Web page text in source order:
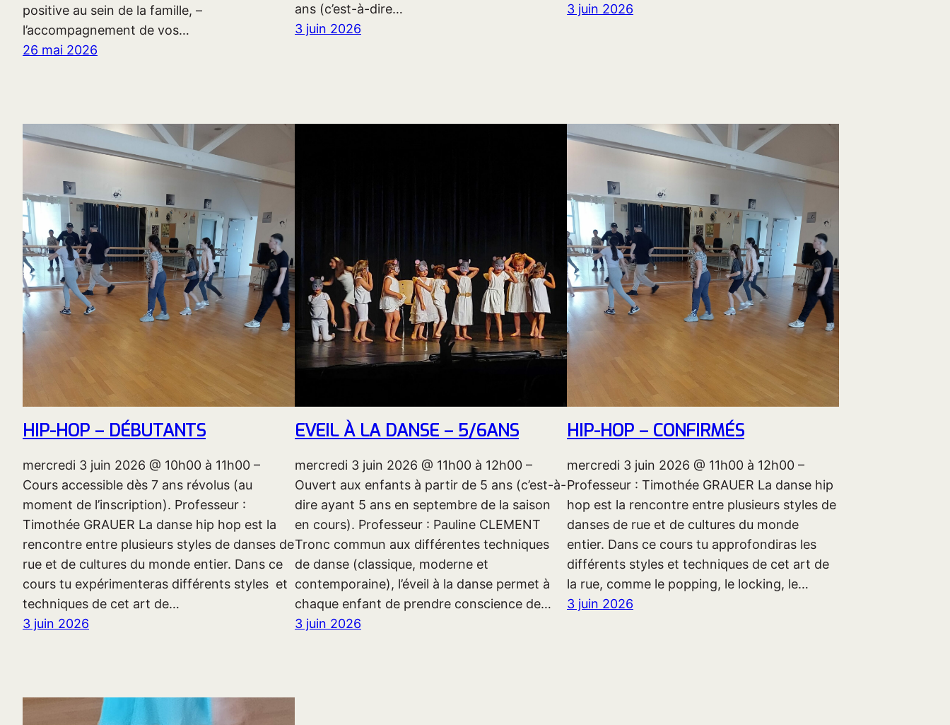
positive au sein de la famille, –
l’accompagnement de vos…
26 mai 2026
ans (c’est-à-dire…
3 juin 2026
3 juin 2026
HIP-HOP – DÉBUTANTS
mercredi 3 juin 2026 @ 10h00 à 11h00 –
Cours accessible dès 7 ans révolus (au
moment de l’inscription). Professeur :
Timothée GRAUER La danse hip hop est la
rencontre entre plusieurs styles de danses de
rue et de cultures du monde entier. Dans ce
cours tu expérimenteras différents styles et
techniques de cet art de…
3 juin 2026
EVEIL À LA DANSE – 5/6ANS
mercredi 3 juin 2026 @ 11h00 à 12h00 –
Ouvert aux enfants à partir de 5 ans (c’est-à-
dire ayant 5 ans en septembre de la saison
en cours). Professeur : Pauline CLEMENT
Tronc commun aux différentes techniques
de danse (classique, moderne et
contemporaine), l’éveil à la danse permet à
chaque enfant de prendre conscience de…
3 juin 2026
HIP-HOP – CONFIRMÉS
mercredi 3 juin 2026 @ 11h00 à 12h00 –
Professeur : Timothée GRAUER La danse hip
hop est la rencontre entre plusieurs styles de
danses de rue et de cultures du monde
entier. Dans ce cours tu approfondiras les
différents styles et techniques de cet art de
la rue, comme le popping, le locking, le…
3 juin 2026